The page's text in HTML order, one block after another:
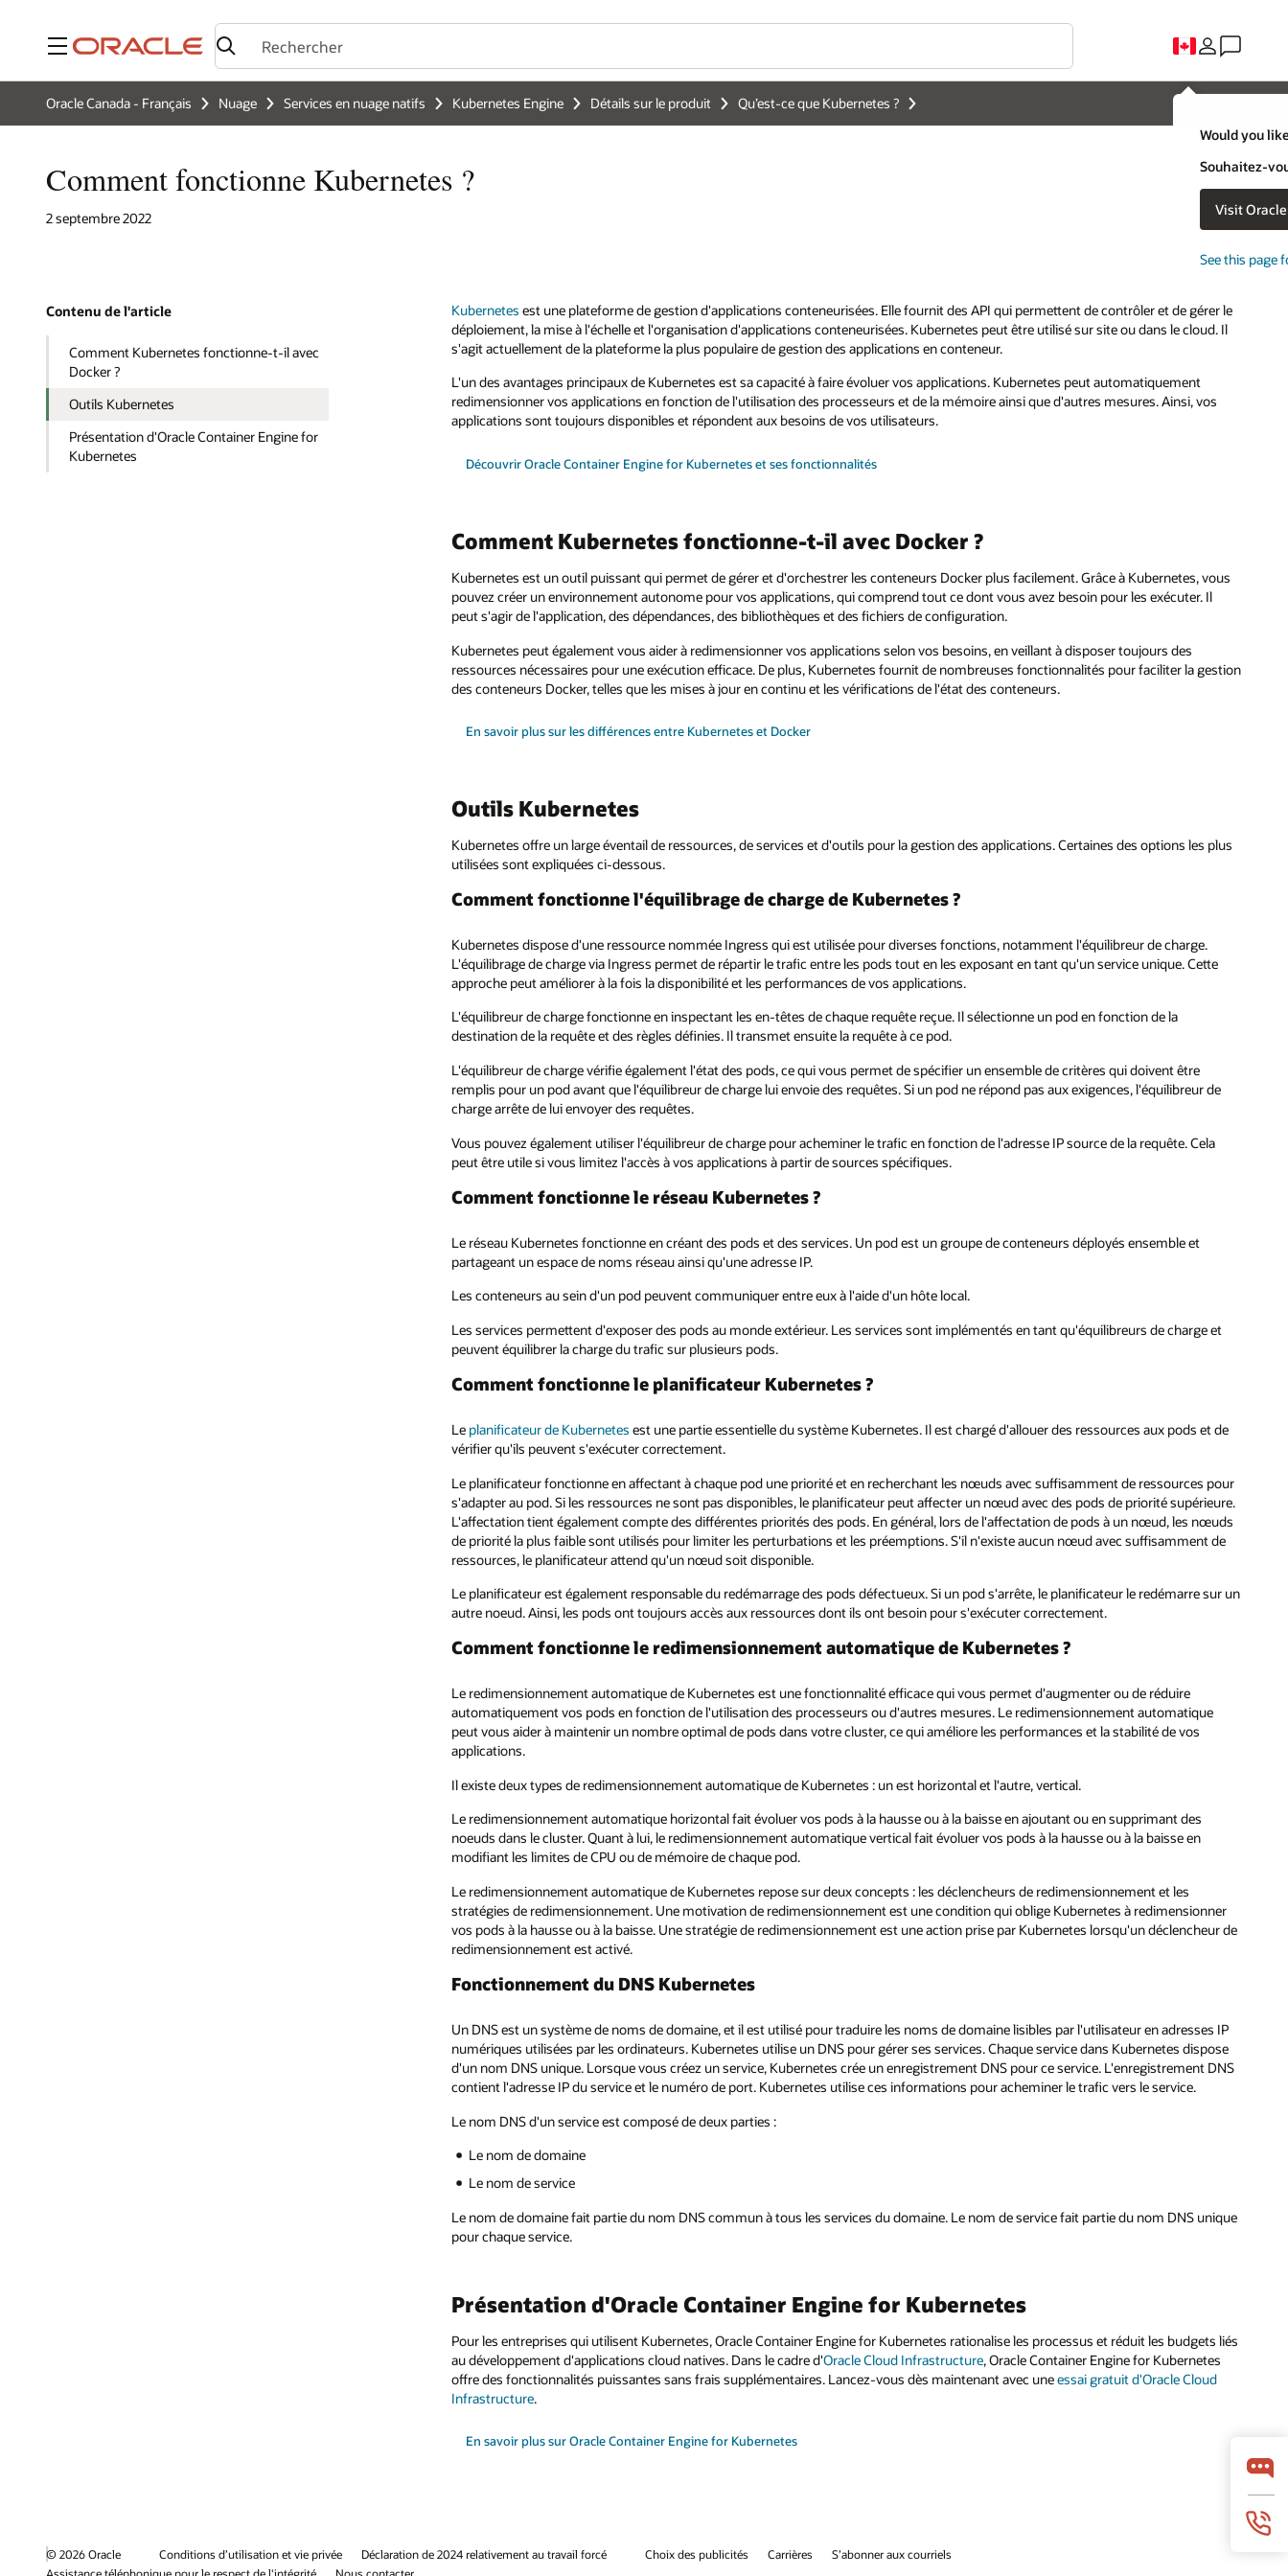
Menu
Would you
Souhaitez-
Visit
See this page
Oracle Canada - Français Nuage Services en nuage natifs Kubernetes Engine Détails sur le produit Qu’est-ce que Kubernetes ?
Comment fonctionne Kubernetes ?
2 septembre 2022
Contenu de l'article
Comment Kubernetes fonctionne-t-il avec
Docker ?
Outils Kubernetes
Présentation d'Oracle Container Engine for
Kubernetes
Kubernetes est une plateforme de gestion d'applications conteneurisées. Elle fournit des API qui permettent de contrôler et de gérer le
déploiement, la mise à l'échelle et l'organisation d'applications conteneurisées. Kubernetes peut être utilisé sur site ou dans le cloud. Il
s'agit actuellement de la plateforme la plus populaire de gestion des applications en conteneur.
L'un des avantages principaux de Kubernetes est sa capacité à faire évoluer vos applications. Kubernetes peut automatiquement
redimensionner vos applications en fonction de l'utilisation des processeurs et de la mémoire ainsi que d'autres mesures. Ainsi, vos
applications sont toujours disponibles et répondent aux besoins de vos utilisateurs.
Découvrir Oracle Container Engine for Kubernetes et ses fonctionnalités
Comment Kubernetes fonctionne-t-il avec Docker ?
Kubernetes est un outil puissant qui permet de gérer et d'orchestrer les conteneurs Docker plus facilement. Grâce à Kubernetes, vous
pouvez créer un environnement autonome pour vos applications, qui comprend tout ce dont vous avez besoin pour les exécuter. Il
peut s'agir de l'application, des dépendances, des bibliothèques et des fichiers de configuration.
Kubernetes peut également vous aider à redimensionner vos applications selon vos besoins, en veillant à disposer toujours des
ressources nécessaires pour une exécution efficace. De plus, Kubernetes fournit de nombreuses fonctionnalités pour faciliter la gestion
des conteneurs Docker, telles que les mises à jour en continu et les vérifications de l'état des conteneurs.
En savoir plus sur les différences entre Kubernetes et Docker
Outils Kubernetes
Kubernetes offre un large éventail de ressources, de services et d'outils pour la gestion des applications. Certaines des options les plus
utilisées sont expliquées ci-dessous.
Comment fonctionne l'équilibrage de charge de Kubernetes ?
Kubernetes dispose d'une ressource nommée Ingress qui est utilisée pour diverses fonctions, notamment l'équilibreur de charge.
L'équilibrage de charge via Ingress permet de répartir le trafic entre les pods tout en les exposant en tant qu'un service unique. Cette
approche peut améliorer à la fois la disponibilité et les performances de vos applications.
L'équilibreur de charge fonctionne en inspectant les en-têtes de chaque requête reçue. Il sélectionne un pod en fonction de la
destination de la requête et des règles définies. Il transmet ensuite la requête à ce pod.
L'équilibreur de charge vérifie également l'état des pods, ce qui vous permet de spécifier un ensemble de critères qui doivent être
remplis pour un pod avant que l'équilibreur de charge lui envoie des requêtes. Si un pod ne répond pas aux exigences, l'équilibreur de
charge arrête de lui envoyer des requêtes.
Vous pouvez également utiliser l'équilibreur de charge pour acheminer le trafic en fonction de l'adresse IP source de la requête. Cela
peut être utile si vous limitez l'accès à vos applications à partir de sources spécifiques.
Comment fonctionne le réseau Kubernetes ?
Le réseau Kubernetes fonctionne en créant des pods et des services. Un pod est un groupe de conteneurs déployés ensemble et
partageant un espace de noms réseau ainsi qu'une adresse IP.
Les conteneurs au sein d'un pod peuvent communiquer entre eux à l'aide d'un hôte local.
Les services permettent d'exposer des pods au monde extérieur. Les services sont implémentés en tant qu'équilibreurs de charge et
peuvent équilibrer la charge du trafic sur plusieurs pods.
Comment fonctionne le planificateur Kubernetes ?
Le planificateur de Kubernetes est une partie essentielle du système Kubernetes. Il est chargé d'allouer des ressources aux pods et de
vérifier qu'ils peuvent s'exécuter correctement.
Le planificateur fonctionne en affectant à chaque pod une priorité et en recherchant les nœuds avec suffisamment de ressources pour
s'adapter au pod. Si les ressources ne sont pas disponibles, le planificateur peut affecter un nœud avec des pods de priorité supérieure.
L'affectation tient également compte des différentes priorités des pods. En général, lors de l'affectation de pods à un nœud, les nœuds
de priorité la plus faible sont utilisés pour limiter les perturbations et les préemptions. S'il n'existe aucun nœud avec suffisamment de
ressources, le planificateur attend qu'un nœud soit disponible.
Le planificateur est également responsable du redémarrage des pods défectueux. Si un pod s'arrête, le planificateur le redémarre sur un
autre noeud. Ainsi, les pods ont toujours accès aux ressources dont ils ont besoin pour s'exécuter correctement.
Comment fonctionne le redimensionnement automatique de Kubernetes ?
Le redimensionnement automatique de Kubernetes est une fonctionnalité efficace qui vous permet d'augmenter ou de réduire
automatiquement vos pods en fonction de l'utilisation des processeurs ou d'autres mesures. Le redimensionnement automatique
peut vous aider à maintenir un nombre optimal de pods dans votre cluster, ce qui améliore les performances et la stabilité de vos
applications.
Il existe deux types de redimensionnement automatique de Kubernetes : un est horizontal et l'autre, vertical.
Le redimensionnement automatique horizontal fait évoluer vos pods à la hausse ou à la baisse en ajoutant ou en supprimant des
noeuds dans le cluster. Quant à lui, le redimensionnement automatique vertical fait évoluer vos pods à la hausse ou à la baisse en
modifiant les limites de CPU ou de mémoire de chaque pod.
Le redimensionnement automatique de Kubernetes repose sur deux concepts : les déclencheurs de redimensionnement et les
stratégies de redimensionnement. Une motivation de redimensionnement est une condition qui oblige Kubernetes à redimensionner
vos pods à la hausse ou à la baisse. Une stratégie de redimensionnement est une action prise par Kubernetes lorsqu'un déclencheur de
redimensionnement est activé.
Fonctionnement du DNS Kubernetes
Un DNS est un système de noms de domaine, et il est utilisé pour traduire les noms de domaine lisibles par l'utilisateur en adresses IP
numériques utilisées par les ordinateurs. Kubernetes utilise un DNS pour gérer ses services. Chaque service dans Kubernetes dispose
d'un nom DNS unique. Lorsque vous créez un service, Kubernetes crée un enregistrement DNS pour ce service. L'enregistrement DNS
contient l'adresse IP du service et le numéro de port. Kubernetes utilise ces informations pour acheminer le trafic vers le service.
Le nom DNS d'un service est composé de deux parties :
Le nom de domaine
Le nom de service
Le nom de domaine fait partie du nom DNS commun à tous les services du domaine. Le nom de service fait partie du nom DNS unique
pour chaque service.
Présentation d'Oracle Container Engine for Kubernetes
Pour les entreprises qui utilisent Kubernetes, Oracle Container Engine for Kubernetes rationalise les processus et réduit les budgets liés
au développement d'applications cloud natives. Dans le cadre d'Oracle Cloud Infrastructure, Oracle Container Engine for Kubernetes
offre des fonctionnalités puissantes sans frais supplémentaires. Lancez-vous dès maintenant avec uneessai gratuit d'Oracle Cloud
Infrastructure.
En savoir plus sur Oracle Container Engine for Kubernetes
© 2026 Oracle Conditions d’utilisation et vie privée Déclaration de 2024 relativement au travail forcé Choix des publicités Carrières
S’abonner aux courriels